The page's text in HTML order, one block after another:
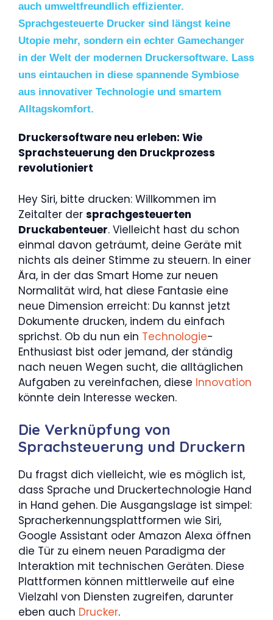
auch umweltfreundlich effizienter.
Sprachgesteuerte Drucker sind längst keine
Utopie mehr, sondern ein echter Gamechanger
in der Welt der modernen Druckersoftware. Lass
uns eintauchen in diese spannende Symbiose
aus innovativer Technologie und smartem
Alltagskomfort.
Druckersoftware neu erleben: Wie
Sprachsteuerung den Druckprozess
revolutioniert
Hey Siri, bitte drucken: Willkommen im
Zeitalter der sprachgesteuerten
Druckabenteuer. Vielleicht hast du schon
einmal davon geträumt, deine Geräte mit
nichts als deiner Stimme zu steuern. In einer
Ära, in der das Smart Home zur neuen
Normalität wird, hat diese Fantasie eine
neue Dimension erreicht: Du kannst jetzt
Dokumente drucken, indem du einfach
sprichst. Ob du nun ein Technologie-
Enthusiast bist oder jemand, der ständig
nach neuen Wegen sucht, die alltäglichen
Aufgaben zu vereinfachen, diese Innovation
könnte dein Interesse wecken.
Die Verknüpfung von
Sprachsteuerung und Druckern
Du fragst dich vielleicht, wie es möglich ist,
dass Sprache und Druckertechnologie Hand
in Hand gehen. Die Ausgangslage ist simpel:
Spracherkennungsplattformen wie Siri,
Google Assistant oder Amazon Alexa öffnen
die Tür zu einem neuen Paradigma der
Interaktion mit technischen Geräten. Diese
Plattformen können mittlerweile auf eine
Vielzahl von Diensten zugreifen, darunter
eben auch Drucker.